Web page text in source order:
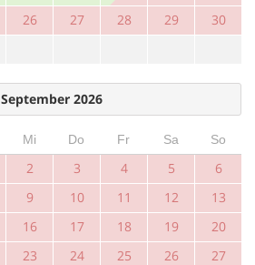
26 27 28 29 30
September 2026
Mi Do Fr Sa
So
2 3 4 5 6
9 10 11 12 13
16 17 18 19 20
23 24 25 26 27